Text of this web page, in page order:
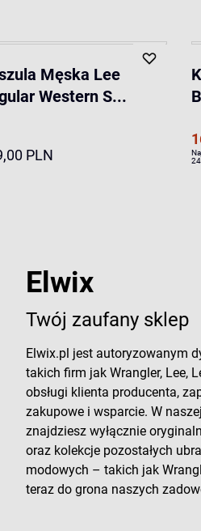
Męska Lee
Western S...
PLN
Elwix
Twój zaufany sklep
Elwix.pl jest autoryzowanym
takich firm jak Wrangler, Lee,
obsługi klienta producenta,
zakupowe i wsparcie. W
znajdziesz wyłącznie
oraz kolekcje pozostałych
modowych – takich jak
teraz do grona naszych